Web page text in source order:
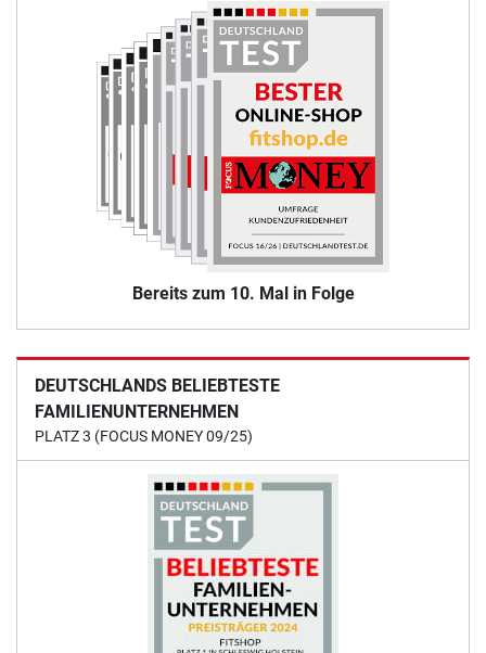
Bereits zum 10. Mal in Folge
DEUTSCHLANDS BELIEBTESTE
FAMILIENUNTERNEHMEN
PLATZ 3 (FOCUS MONEY 09/25)